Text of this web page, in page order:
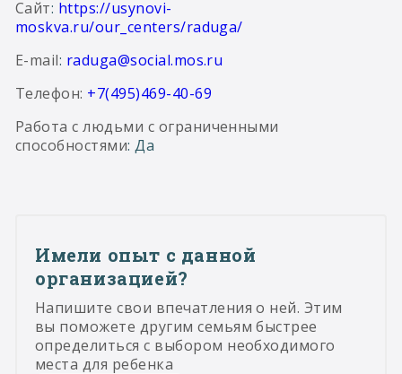
Сайт: https://usynovi-
moskva.ru/our_centers/raduga/
E-mail: raduga@social.mos.ru
Телефон: +7(495)469-40-69
Работа с людьми с ограниченными
способностями: Да
Имели опыт с данной
организацией?
Напишите свои впечатления о ней. Этим
вы поможете другим семьям быстрее
определиться с выбором необходимого
места для ребенка